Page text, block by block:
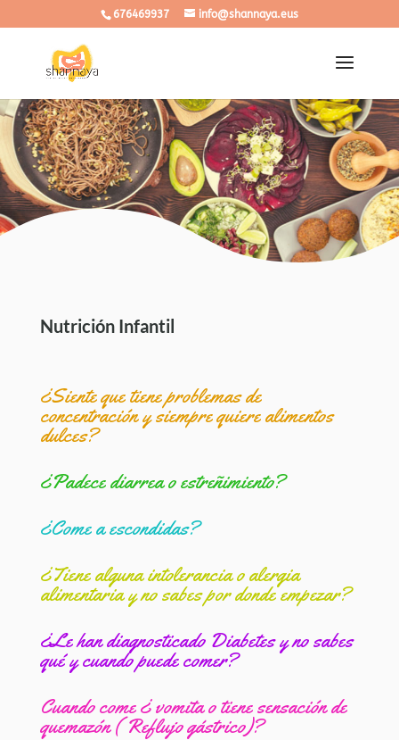
676469937 info@shannaya.eus
Nutrición Infantil
¿Siente que tiene problemas de
concentración y siempre quiere alimentos
dulces?
¿Padece diarrea o estreñimiento?
¿Come a escondidas?
¿Tiene alguna intolerancia o alergia
alimentaria y no sabes por donde empezar?
¿Le han diagnosticado Diabetes y no sabes
qué y cuando puede comer?
Cuando come ¿ vomita o tiene sensación de
quemazón ( Reflujo gástrico)?